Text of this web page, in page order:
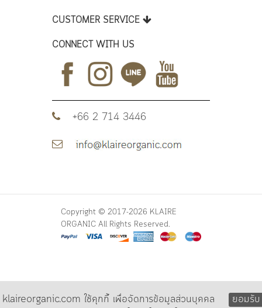
klaireorganic.com ใช้คุกกี้ เพื่อจัดการข้อมูลส่วนบุคคล ยอมรับ
CUSTOMER SERVICE
CONNECT WITH US
+66 2 714 3446
Copyright © 2017-2026 KLAIRE
ORGANIC All Rights Reserved.